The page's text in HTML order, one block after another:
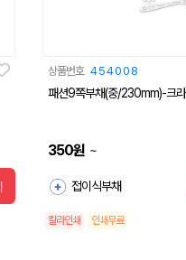
상품번호 454008
패션9쪽부채(중/230mm)-크
350원 ~
접이식부채
칼라인쇄 인쇄무료